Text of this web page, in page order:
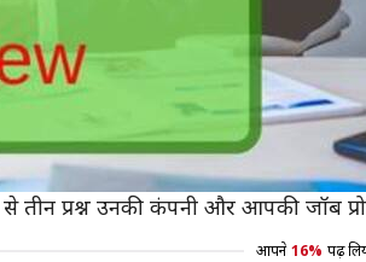
उस बैंक और जॉब प्रोफाइल के लिए
तरह से बैंक के बैकग्राउंड पर रिसर्च
से तीन प्रश्न उनकी कंपनी और आपकी जॉब
आपने 16% पढ़